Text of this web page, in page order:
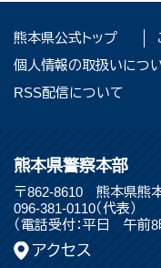
熊本県公式トップ
個人情報の取扱いにつ
RSS配信について
熊本県警察本部
〒862-8610 熊本県熊
096-381-0110（代表）
（電話受付：平日 午前8
アクセス